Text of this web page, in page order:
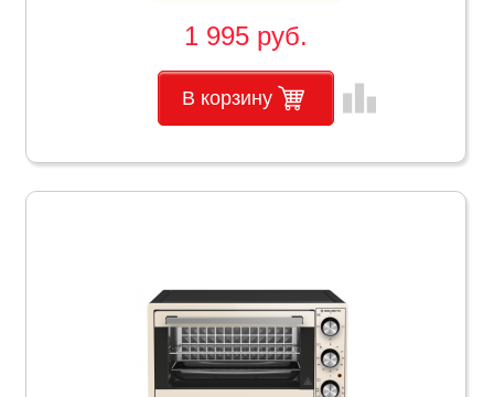
1 995 руб.
В корзину leaderboard